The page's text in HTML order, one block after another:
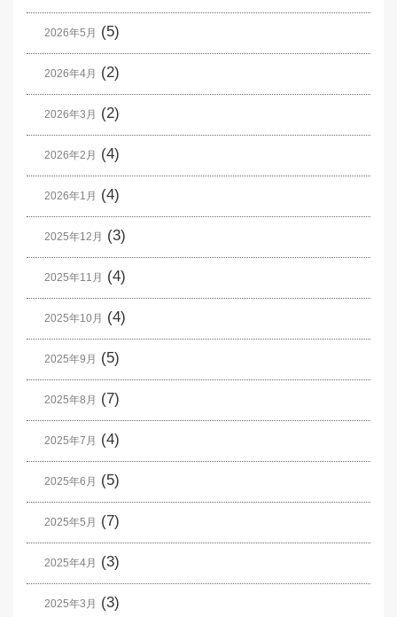
2026年5月 (5)
2026年4月 (2)
2026年3月 (2)
2026年2月 (4)
2026年1月 (4)
2025年12月 (3)
2025年11月 (4)
2025年10月 (4)
2025年9月 (5)
2025年8月 (7)
2025年7月 (4)
2025年6月 (5)
2025年5月 (7)
2025年4月 (3)
2025年3月 (3)